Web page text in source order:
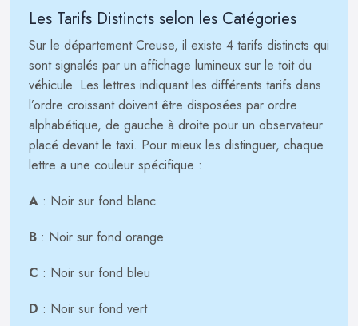
Les Tarifs Distincts selon les Catégories
Sur le département Creuse, il existe 4 tarifs distincts qui
sont signalés par un affichage lumineux sur le toit du
véhicule. Les lettres indiquant les différents tarifs dans
l’ordre croissant doivent être disposées par ordre
alphabétique, de gauche à droite pour un observateur
placé devant le taxi. Pour mieux les distinguer, chaque
lettre a une couleur spécifique :
A : Noir sur fond blanc
B : Noir sur fond orange
C : Noir sur fond bleu
D : Noir sur fond vert